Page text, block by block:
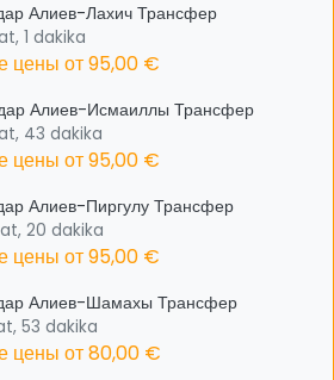
Алиев-Лахич Трансфер
1 dakika
цены от95,00 €
Алиев-Исмаиллы Трансфер
43 dakika
цены от95,00 €
Алиев-Пиргулу Трансфер
20 dakika
цены от95,00 €
Алиев-Шамахы Трансфер
53 dakika
цены от80,00 €